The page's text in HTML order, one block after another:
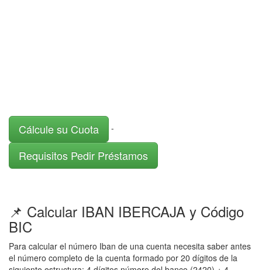
Cálcule su Cuota -
Requisitos Pedir Préstamos
📌 Calcular IBAN IBERCAJA y Código
BIC
Para calcular el número Iban de una cuenta necesita saber antes
el número completo de la cuenta formado por 20 dígitos de la